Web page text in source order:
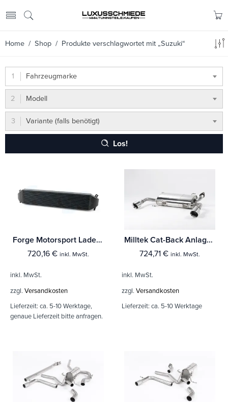
Home / Shop / Produkte verschlagwortet mit „Suzuki“
Fahrzeugmarke
Modell
Variante (falls benötigt)
Los!
Forge Motorsport Ladeluftkühler Suzuki Swift
720,16 € inkl. MwSt.
inkl. MwSt.
zzgl. Versandkosten
Lieferzeit: ca. 5-10 Werktage,
genaue Lieferzeit bitte anfragen.
Milltek Cat-Back Anlage Suzuki Swift Sport 1.6 VVT (ZC32S)
724,71 € inkl. MwSt.
inkl. MwSt.
zzgl. Versandkosten
Lieferzeit: ca. 5-10 Werktage